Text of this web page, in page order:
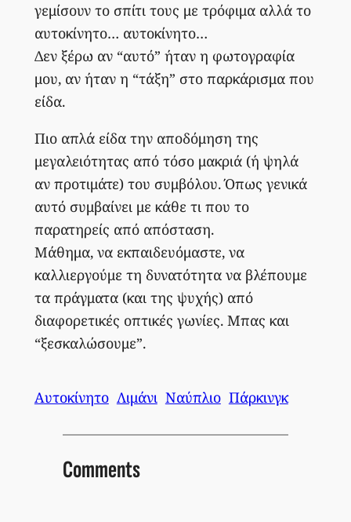
γεμίσουν το σπίτι τους με τρόφιμα αλλά το
αυτοκίνητο… αυτοκίνητο…
Δεν ξέρω αν “αυτό” ήταν η φωτογραφία
μου, αν ήταν η “τάξη” στο παρκάρισμα που
είδα.
Πιο απλά είδα την αποδόμηση της
μεγαλειότητας από τόσο μακριά (ή ψηλά
αν προτιμάτε) του συμβόλου. Όπως γενικά
αυτό συμβαίνει με κάθε τι που το
παρατηρείς από απόσταση.
Μάθημα, να εκπαιδευόμαστε, να
καλλιεργούμε τη δυνατότητα να βλέπουμε
τα πράγματα (και της ψυχής) από
διαφορετικές οπτικές γωνίες. Μπας και
“ξεσκαλώσουμε”.
Αυτοκίνητο Λιμάνι Ναύπλιο Πάρκινγκ
Comments